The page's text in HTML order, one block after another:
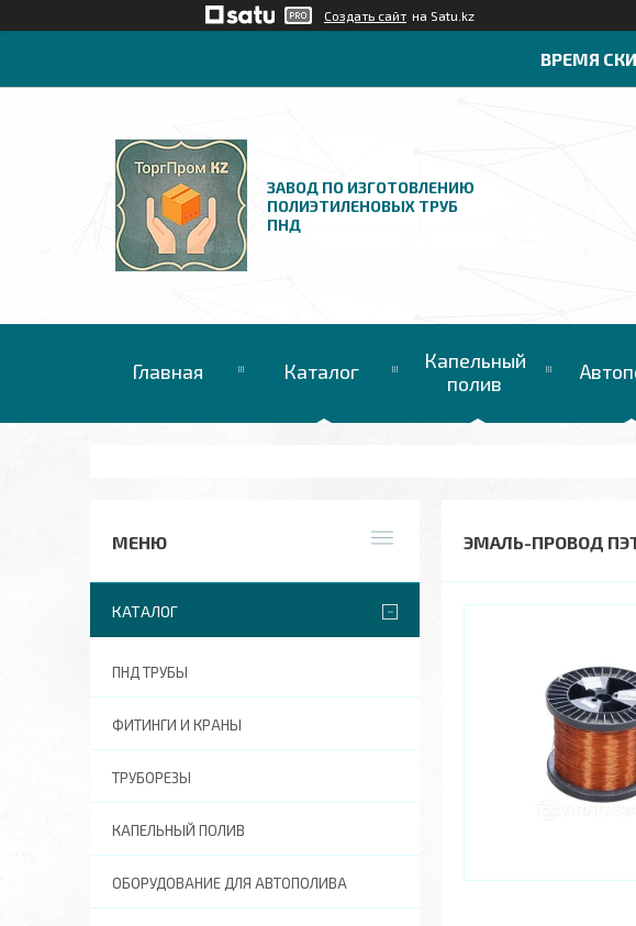
Создать сайт на Satu.kz
ВРЕМЯ
ЗАВОД ПО ИЗГОТОВЛЕНИЮ
ПОЛИЭТИЛЕНОВЫХ ТРУБ
ПНД
Главная Каталог
Капельный
полив
ЭМАЛЬ-ПРОВОД
КАТАЛОГ
ПНД ТРУБЫ
ФИТИНГИ И КРАНЫ
ТРУБОРЕЗЫ
КАПЕЛЬНЫЙ ПОЛИВ
ОБОРУДОВАНИЕ ДЛЯ АВТОПОЛИВА